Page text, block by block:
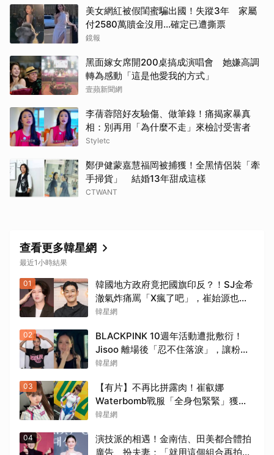
美女網紅被假閨蜜騙出國！失蹤3年 家屬
付2580萬贖金沒用…確定已遭撕票
鏡報
黑面嫁女席開200桌搞成演唱會 她嫌高調
轉為感動「這是他愛我的方式」
壹蘋新聞網
李蒨蓉陪好友驗傷、做筆錄！痛揭家暴真
相：別再用「為什麼不走」來檢討受害者
Styletc
鄭伊健蒙嘉慧福岡被捕獲！全黑情侶裝「牽
手掃貨」 結婚13年甜成這樣
CTWANT
查看更多韓星網
最近1小時結果
01
韓國地方政府竟把國旗印反？！SJ金希
澈氣炸痛罵「X瘋了吧」，崔始源也發
聲挺爆
韓星網
02
BLACKPINK 10週年活動遭批敷衍！
Jisoo 離場後「忍不住落淚」，讓粉絲
看了好心疼
韓星網
03
【有片】不再比拼露肉！崔叡娜
Waterbomb戰服「全身包緊緊」獲好
評，逆向操作炸翻全網：根本福音戰士
韓星網
04
演技派的相遇！金南佶、田美都合體拍
廣告、扮夫妻：「就用這個組合再拍一